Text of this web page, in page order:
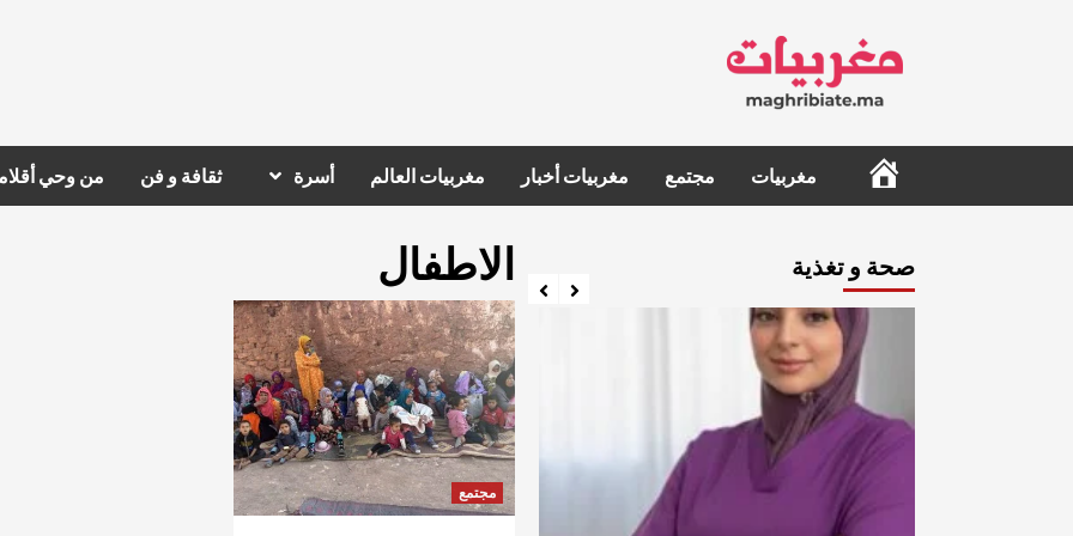
الرئيسيةمغربيات مجتمع مغربيات أخبار مغربيات العالم أسرة ثقافة و فن من وحي
الاطفال
مجتمع
صحة و تغذية